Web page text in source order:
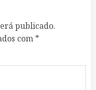
publicado.
com *